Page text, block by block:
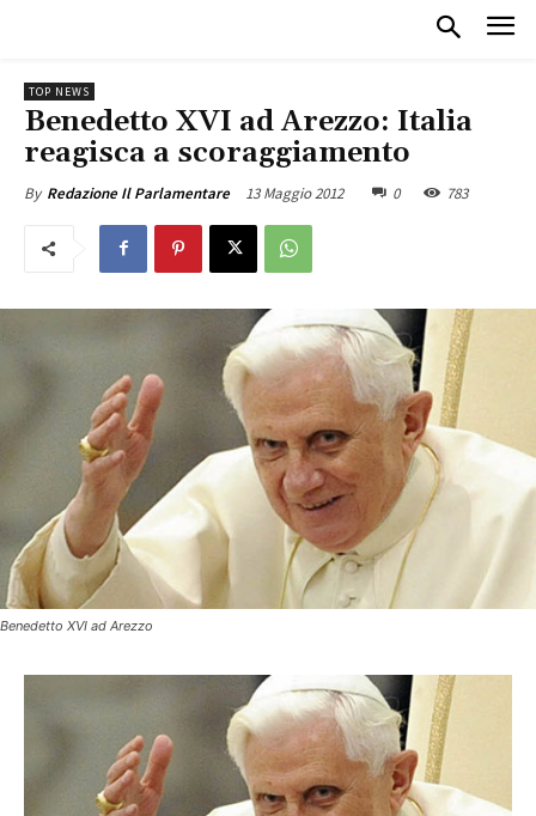
TOP NEWS
Benedetto XVI ad Arezzo: Italia
reagisca a scoraggiamento
By Redazione Il Parlamentare 13 Maggio 2012 0 783
Benedetto XVI ad Arezzo